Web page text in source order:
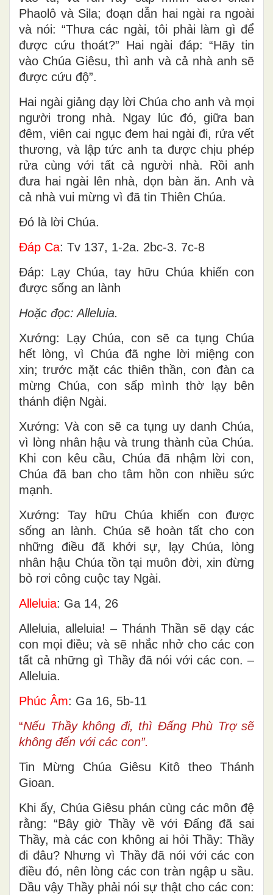
Phaolô và Sila; đoạn dẫn hai ngài ra ngoài
và nói: “Thưa các ngài, tôi phải làm gì để
được cứu thoát?” Hai ngài đáp: “Hãy tin
vào Chúa Giêsu, thì anh và cả nhà anh sẽ
được cứu độ”.
Hai ngài giảng dạy lời Chúa cho anh và mọi
người trong nhà. Ngay lúc đó, giữa ban
đêm, viên cai ngục đem hai ngài đi, rửa vết
thương, và lập tức anh ta được chịu phép
rửa cùng với tất cả người nhà. Rồi anh
đưa hai ngài lên nhà, dọn bàn ăn. Anh và
cả nhà vui mừng vì đã tin Thiên Chúa.
Ðó là lời Chúa.
Ðáp Ca: Tv 137, 1-2a. 2bc-3. 7c-8
Ðáp: Lạy Chúa, tay hữu Chúa khiến con
được sống an lành
Hoặc đọc: Alleluia.
Xướng: Lạy Chúa, con sẽ ca tụng Chúa
hết lòng, vì Chúa đã nghe lời miệng con
xin; trước mặt các thiên thần, con đàn ca
mừng Chúa, con sấp mình thờ lạy bên
thánh điện Ngài.
Xướng: Và con sẽ ca tụng uy danh Chúa,
vì lòng nhân hậu và trung thành của Chúa.
Khi con kêu cầu, Chúa đã nhậm lời con,
Chúa đã ban cho tâm hồn con nhiều sức
mạnh.
Xướng: Tay hữu Chúa khiến con được
sống an lành. Chúa sẽ hoàn tất cho con
những điều đã khởi sự, lạy Chúa, lòng
nhân hậu Chúa tồn tại muôn đời, xin đừng
bỏ rơi công cuộc tay Ngài.
Alleluia: Ga 14, 26
Alleluia, alleluia! – Thánh Thần sẽ dạy các
con mọi điều; và sẽ nhắc nhở cho các con
tất cả những gì Thầy đã nói với các con. –
Alleluia.
Phúc Âm: Ga 16, 5b-11
“Nếu Thầy không đi, thì Ðấng Phù Trợ sẽ
không đến với các con”.
Tin Mừng Chúa Giêsu Kitô theo Thánh
Gioan.
Khi ấy, Chúa Giêsu phán cùng các môn đệ
rằng: “Bây giờ Thầy về với Ðấng đã sai
Thầy, mà các con không ai hỏi Thầy: Thầy
đi đâu? Nhưng vì Thầy đã nói với các con
điều đó, nên lòng các con tràn ngập u sầu.
Dầu vậy Thầy phải nói sự thật cho các con: